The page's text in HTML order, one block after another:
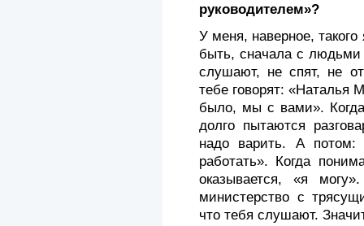
руководителем»?
У меня, наверное,
быть, сначала с людьми
слушают, не спят, не
тебе говорят:
было, мы с вами».
долго пытаются
надо варить. А
работать». Когда
ока­зывается, «я
министер­ство с
что тебя слушают.